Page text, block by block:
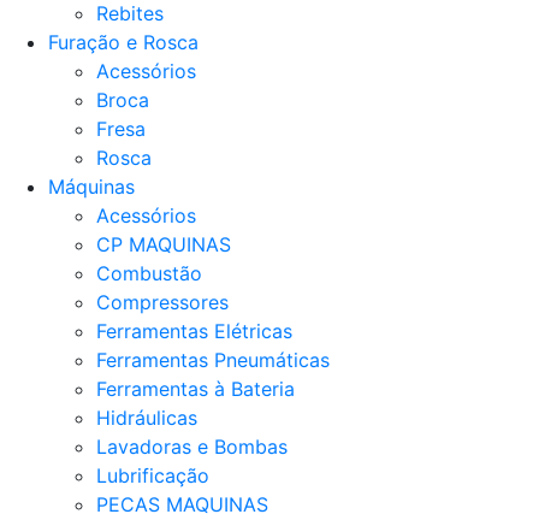
Rebites
Furação e Rosca
Acessórios
Broca
Fresa
Rosca
Máquinas
Acessórios
CP MAQUINAS
Combustão
Compressores
Ferramentas Elétricas
Ferramentas Pneumáticas
Ferramentas à Bateria
Hidráulicas
Lavadoras e Bombas
Lubrificação
PECAS MAQUINAS